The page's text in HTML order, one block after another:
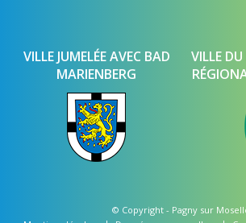
VILLE JUMELÉE AVEC BAD
MARIENBERG
VILLE
© Copyright - Pagny sur